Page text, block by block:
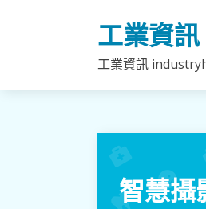
工業資
工業資訊
智慧攝